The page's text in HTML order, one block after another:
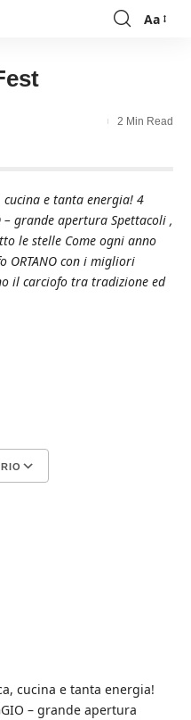
Font
Aa
2 Min Read
cucina e tanta energia! 4
– grande apertura Spettacoli ,
le stelle Come ogni anno
ORTANO con i migliori
il carciofo tra tradizione ed
cucina e tanta energia!
– grande apertura